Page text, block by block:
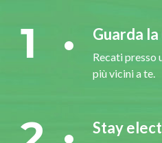
1 Guarda
Recati presso
più vicini a te.
Stay